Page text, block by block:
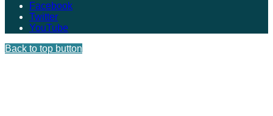
Facebook
Twitter
YouTube
Back to top button